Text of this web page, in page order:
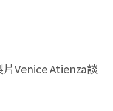
Venice Atienza談